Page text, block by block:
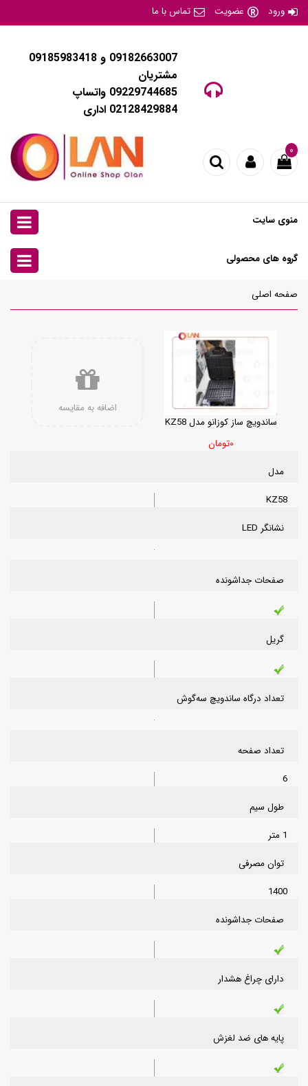
ورود عضویت تماس با ما
09182663007 و 09185983418
مشتریان
09229744685 واتساپ
02128429884 اداری
۰
منوی سایت
گروه های محصولی
صفحه اصلی
ساندویچ ساز کوزانو مدل KZ58
۰تومان
اضافه به مقایسه
مدل
KZ58
نشانگر LED
صفحات جداشونده
گریل
تعداد درگاه ساندویچ‌ سه‌گوش
تعداد صفحه
6
طول سیم
1 متر
توان مصرفی
1400
صفحات جداشونده
دارای چراغ هشدار
پایه های ضد لغزش